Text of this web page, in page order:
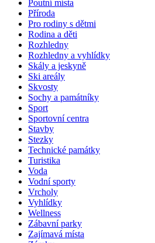
Poutní místa
Příroda
Pro rodiny s dětmi
Rodina a děti
Rozhledny
Rozhledny a vyhlídky
Skály a jeskyně
Ski areály
Skvosty
Sochy a památníky
Sport
Sportovní centra
Stavby
Stezky
Technické památky
Turistika
Voda
Vodní sporty
Vrcholy
Vyhlídky
Wellness
Zábavní parky
Zajímavá místa